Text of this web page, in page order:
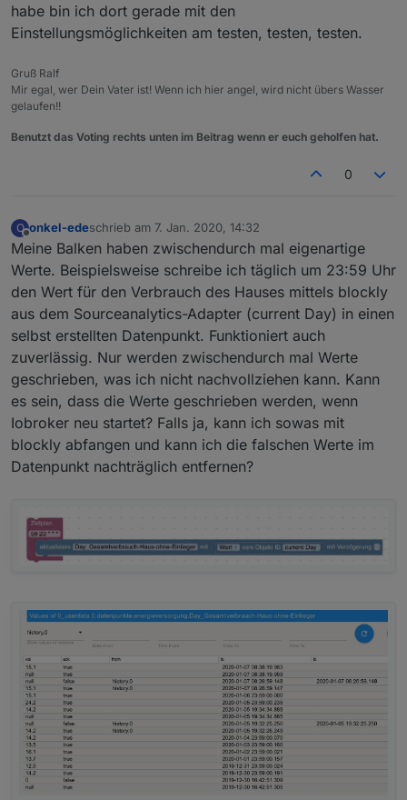
habe bin ich dort gerade mit den
Einstellungsmöglichkeiten am testen, testen, testen.
Gruß Ralf
Mir egal, wer Dein Vater ist! Wenn ich hier angel, wird nicht übers Wasser
gelaufen!!
Benutzt das Voting rechts unten im Beitrag wenn er euch geholfen hat.
0
O
Offline
onkel-edeschrieb am 7. Jan. 2020, 14:32
zuletzt editiert von
Meine Balken haben zwischendurch mal eigenartige
Werte. Beispielsweise schreibe ich täglich um 23:59 Uhr
den Wert für den Verbrauch des Hauses mittels blockly
aus dem Sourceanalytics-Adapter (current Day) in einen
selbst erstellten Datenpunkt. Funktioniert auch
zuverlässig. Nur werden zwischendurch mal Werte
geschrieben, was ich nicht nachvollziehen kann. Kann
es sein, dass die Werte geschrieben werden, wenn
Iobroker neu startet? Falls ja, kann ich sowas mit
blockly abfangen und kann ich die falschen Werte im
Datenpunkt nachträglich entfernen?